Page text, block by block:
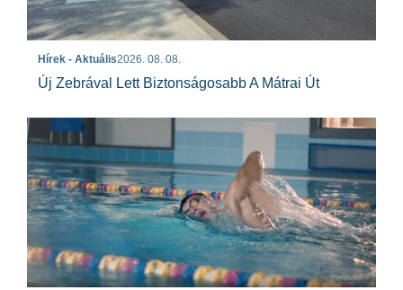
Hírek - Aktuális2026. 08. 08.
Új Zebrával Lett Biztonságosabb A Mátrai Út